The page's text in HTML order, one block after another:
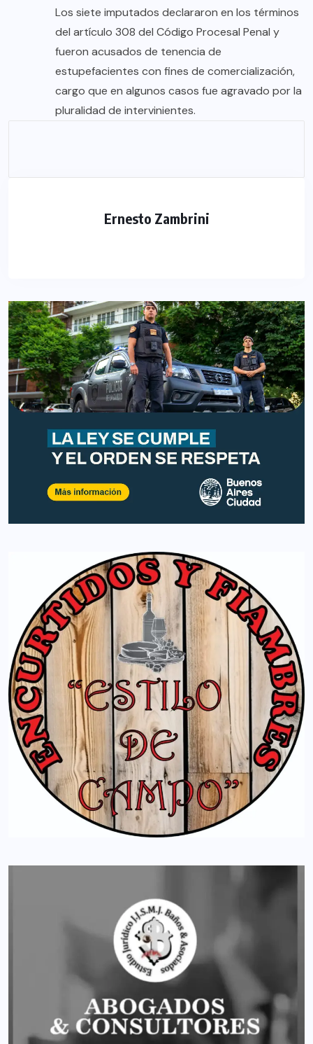
Los siete imputados declararon en los términos
del artículo 308 del Código Procesal Penal y
fueron acusados de tenencia de
estupefacientes con fines de comercialización,
cargo que en algunos casos fue agravado por la
pluralidad de intervinientes.
Ernesto Zambrini